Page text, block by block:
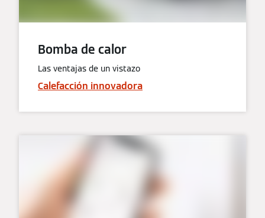
Bomba de calor
Las ventajas de un vistazo
Calefacción innovadora